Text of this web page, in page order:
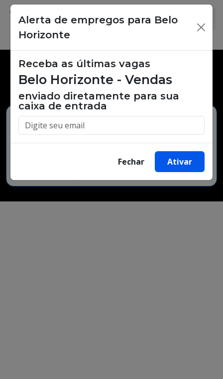
Vagas de emprego,
oportunidades de trabalho.
Buscar Vagas
Alerta de empregos para Belo
Horizonte
×
Receba as últimas vagas
Belo Horizonte - Vendas
enviado diretamente para sua
caixa de entrada
Fechar Ativar